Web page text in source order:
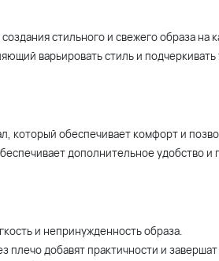
стильного и свежего образа на
варьировать стиль и
который обеспечивает комфорт и
дополнительное удобство и
и непринужденность образа.
добавят практичности и